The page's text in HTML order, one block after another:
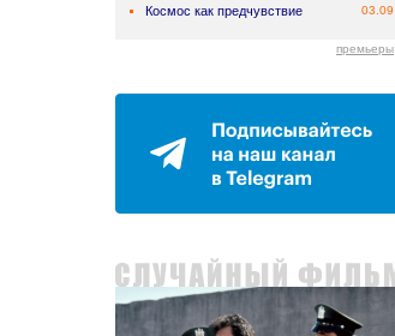
Космос как предчувствие 03.09
премьеры